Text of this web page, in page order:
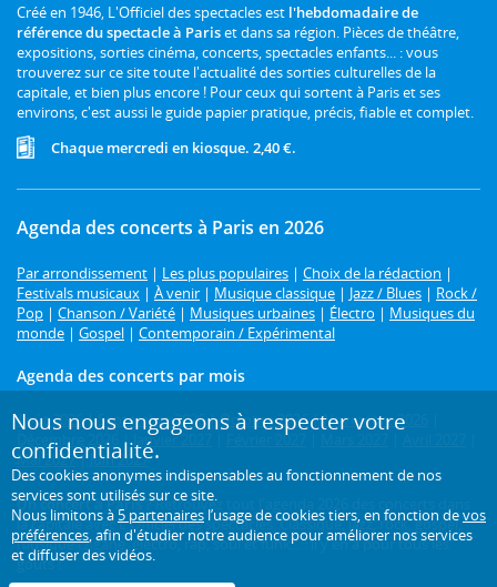
Créé en 1946, L'Officiel des spectacles est l'hebdomadaire de
référence du spectacle à Pariset dans sa région. Pièces de théâtre,
expositions, sorties cinéma, concerts, spectacles enfants... : vous
trouverez sur ce site toute l'actualité des sorties culturelles de la
capitale, et bien plus encore ! Pour ceux qui sortent à Paris et ses
environs, c'est aussi le guide papier pratique, précis, fiable et complet.
Chaque mercredi en kiosque. 2,40 €.
Agenda des concerts à Paris en 2026
Par arrondissement | Les plus populaires | Choix de la rédaction |
Festivals musicaux | À venir | Musique classique | Jazz / Blues | Rock /
Pop | Chanson / Variété | Musiques urbaines | Électro | Musiques du
monde | Gospel | Contemporain / Expérimental
Agenda des concerts par mois
Août 2026| Septembre 2026|Octobre 2026|Novembre 2026
Décembre 2026
| Janvier 2027 Février 2027
Mai 2027| Juin 2027
Un concert à Paris ?Retrouvez tout l'agenda 2026 des concerts dans
la capitale avec L'Officiel des spectacles. Classique, jazz, rock, gospel,
musique tzigane, électro, rap, soul et funk... : il y en a pour tous les
goûts !
Nous nous engageons à respecter votre
confidentialité.
Des cookies anonymes indispensables au fonctionnement de nos
services sont utilisés sur ce site.
Nous limitons à 5 partenaires l’usage de cookies tiers, en fonction devos
préférences, afin d'étudier notre audience pour améliorer nos services
et diffuser des vidéos.